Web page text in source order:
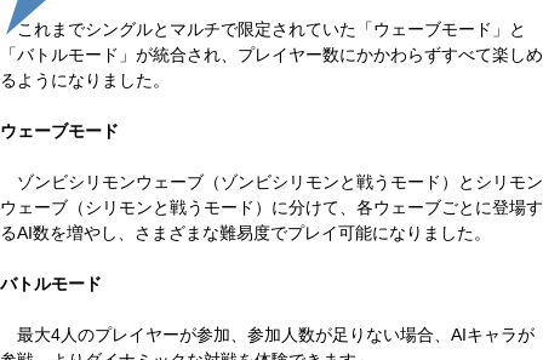
これまでシングルとマルチで限定されていた「ウェーブモード」と
「バトルモード」が統合され、プレイヤー数にかかわらずすべて楽しめ
るようになりました。
ウェーブモード
ゾンビシリモンウェーブ（ゾンビシリモンと戦うモード）とシリモン
ウェーブ（シリモンと戦うモード）に分けて、各ウェーブごとに登場す
るAI数を増やし、さまざまな難易度でプレイ可能になりました。
バトルモード
最大4人のプレイヤーが参加、参加人数が足りない場合、AIキャラが